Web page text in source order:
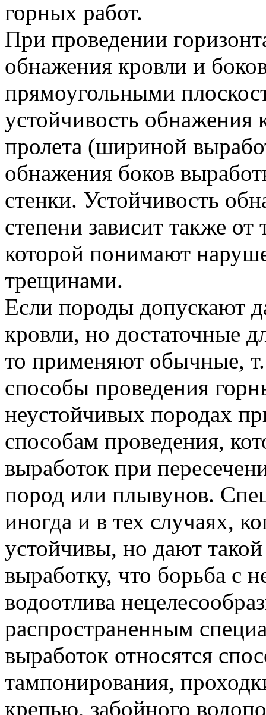
горных работ.
При проведении
обнажения кровли и
прямоугольными
устойчивость обнажения
пролета (шириной
обнажения боков
стенки. Устойчивость
степени зависит также
которой понимают
трещинами.
Если породы допускают
кровли, но достаточные
то применяют обычные,
способы проведения
неустойчивых породах
способам проведения,
выработок при
пород или плывунов.
иногда и в тех случаях,
устойчивы, но дают
выработку, что борьба с
водоотлива
распространенным
выработок относятся
тампонирования,
крепью, забойного